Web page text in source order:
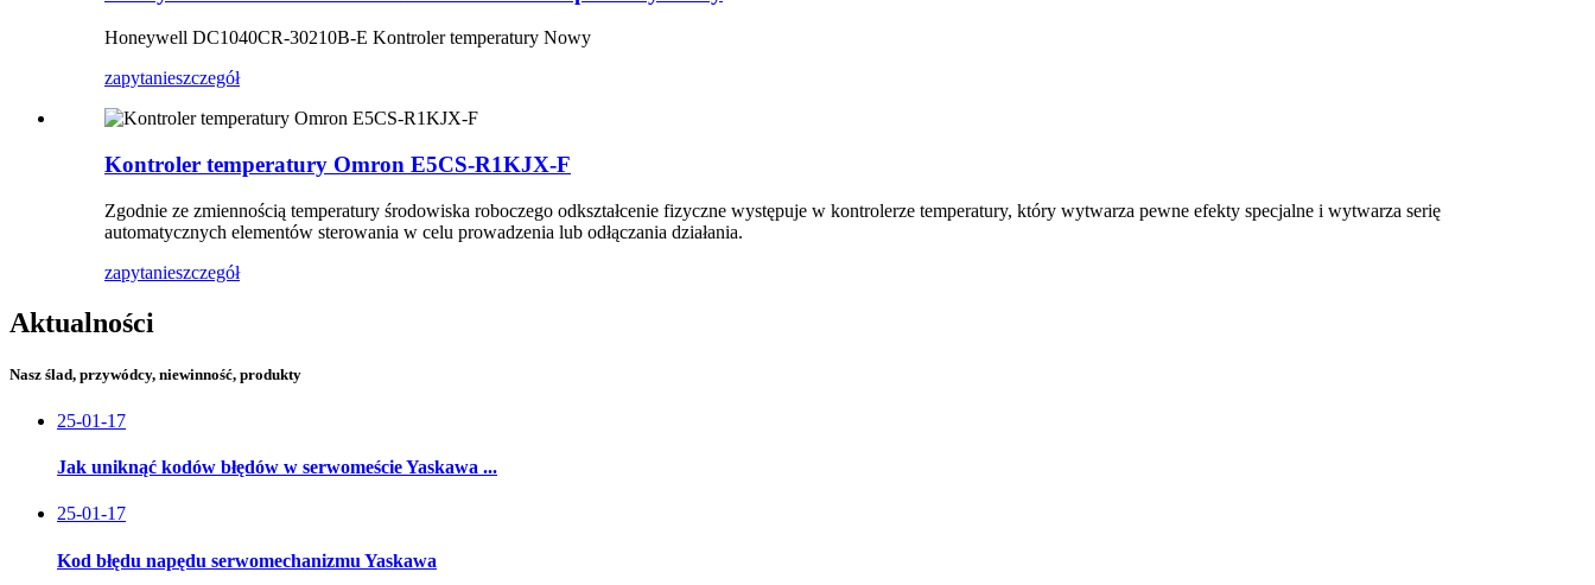
Honeywell DC1040CR-30210B-E Kontroler temperatury Nowy
zapytanieszczegół
Kontroler temperatury Omron E5CS-R1KJX-F
Zgodnie ze zmiennością temperatury środowiska roboczego odkształcenie fizyczne występuje w kontrolerze temperatury, który wytwarza pewne efekty specjalne i wytwarza serię
automatycznych elementów sterowania w celu prowadzenia lub odłączania działania.
zapytanieszczegół
Aktualności
Nasz ślad, przywódcy, niewinność, produkty
25-01-17
Jak uniknąć kodów błędów w serwomeście Yaskawa ...
25-01-17
Kod błędu napędu serwomechanizmu Yaskawa